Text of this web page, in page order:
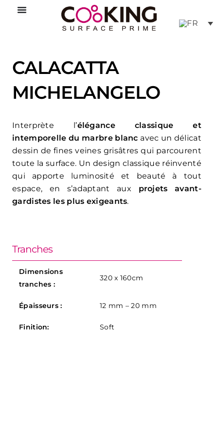
Aller
CALACATTA
MICHELANGELO
Interprète l’élégance classique et
intemporelle du marbre blanc avec un délicat
dessin de fines veines grisâtres qui parcourent
toute la surface. Un design classique réinventé
qui apporte luminosité et beauté à tout
espace, en s’adaptant aux projets avant-
gardistes les plus exigeants.
Tranches
Dimensions
tranches :
320 x 160cm
Épaisseurs : 12 mm – 20 mm
Finition: Soft